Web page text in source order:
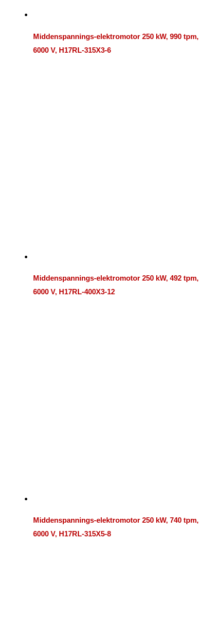
Middenspannings-elektromotor 250 kW, 990 tpm,
6000 V, H17RL-315X3-6
Middenspannings-elektromotor 250 kW, 492 tpm,
6000 V, H17RL-400X3-12
Middenspannings-elektromotor 250 kW, 740 tpm,
6000 V, H17RL-315X5-8